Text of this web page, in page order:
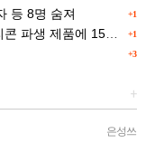
+1
등 8명 숨져
+1
관세...한국 기업도 영향
+3
+
은성쓰